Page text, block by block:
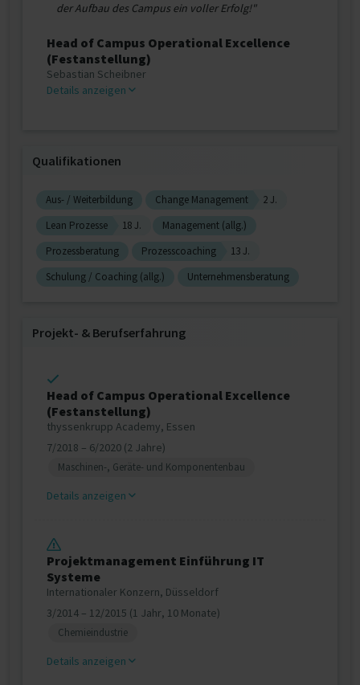
der Aufbau des Campus ein voller Erfolg!"
Head of Campus Operational Excellence
(Festanstellung)
Sebastian Scheibner
Details anzeigen
Qualifikationen
Aus- / Weiterbildung Change Management
2 J.
Lean Prozesse
18 J.
Management (allg.)
Prozessberatung
Prozesscoaching
13 J.
Schulung / Coaching (allg.)
Unternehmensberatung
Projekt‐ & Berufserfahrung
Head of Campus Operational Excellence
(Festanstellung)
thyssenkrupp Academy, Essen
7/2018 – 6/2020 (2 Jahre)
Maschinen-, Geräte- und Komponentenbau
Details anzeigen
Projektmanagement Einführung IT
Systeme
Internationaler Konzern, Düsseldorf
3/2014 – 12/2015 (1 Jahr, 10 Monate)
Chemieindustrie
Details anzeigen